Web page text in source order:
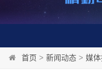
首页 > 新闻动态 > 媒